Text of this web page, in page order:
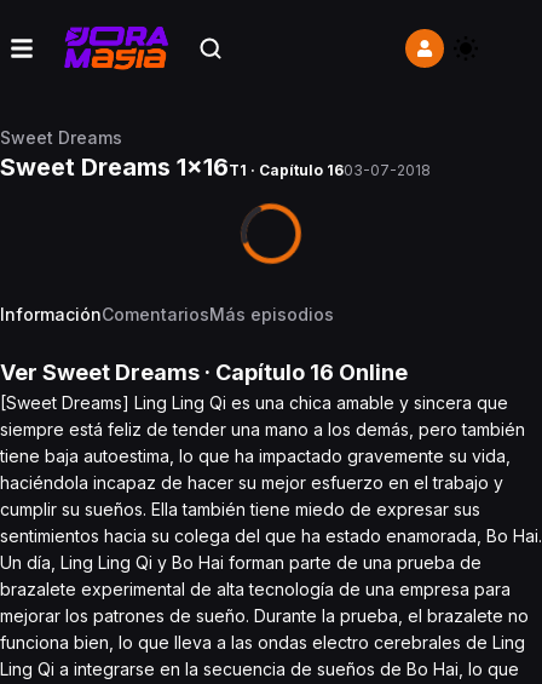
Sweet Dreams
Sweet Dreams 1x16T1 · Capítulo 1603-07-2018
InformaciónComentariosMás episodios
Ver Sweet Dreams · Capítulo 16 Online
[Sweet Dreams] Ling Ling Qi es una chica amable y sincera que
siempre está feliz de tender una mano a los demás, pero también
tiene baja autoestima, lo que ha impactado gravemente su vida,
haciéndola incapaz de hacer su mejor esfuerzo en el trabajo y
cumplir su sueños. Ella también tiene miedo de expresar sus
sentimientos hacia su colega del que ha estado enamorada, Bo Hai.
Un día, Ling Ling Qi y Bo Hai forman parte de una prueba de
brazalete experimental de alta tecnología de una empresa para
mejorar los patrones de sueño. Durante la prueba, el brazalete no
funciona bien, lo que lleva a las ondas electro cerebrales de Ling
Ling Qi a integrarse en la secuencia de sueños de Bo Hai, lo que